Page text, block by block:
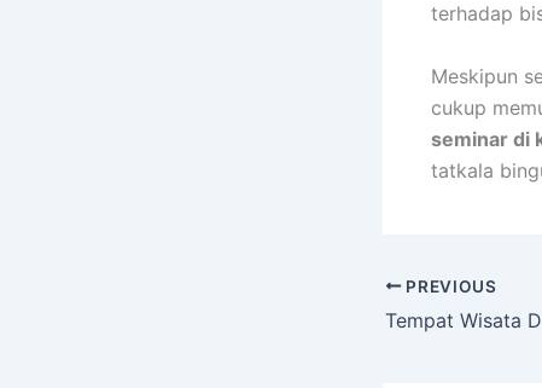
terhadap
Meskipun
cukup
seminar di
tatkala
PREVIOUS